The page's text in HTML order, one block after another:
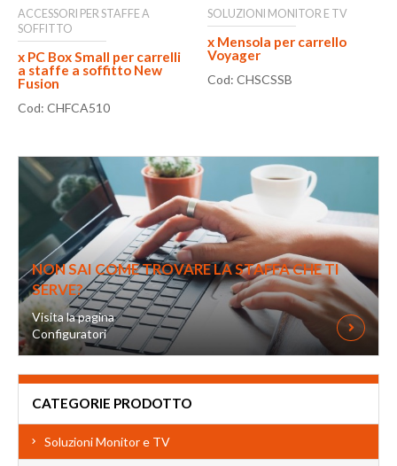
ACCESSORI PER STAFFE A
SOFFITTO
x PC Box Small per carrelli
a staffe a soffitto New
Fusion
Cod: CHFCA510
SOLUZIONI MONITOR E TV
x Mensola per carrello
Voyager
Cod: CHSCSSB
NON SAI COME TROVARE LA STAFFA CHE TI
SERVE?
Visita la pagina
Configuratori
CATEGORIE PRODOTTO
Soluzioni Monitor e TV